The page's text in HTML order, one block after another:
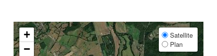
+
−
Satellite
Plan